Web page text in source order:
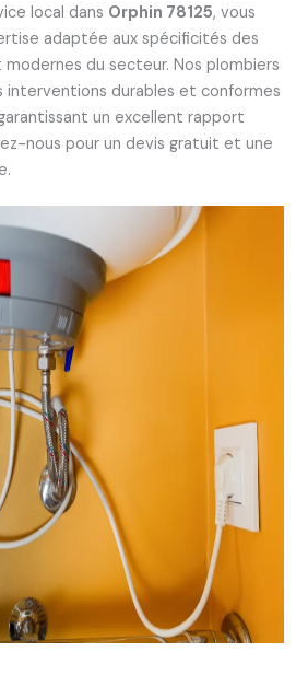
local dans Orphin 78125, vous
adaptée aux spécificités des
du secteur. Nos plombiers
interventions durables et conformes
un excellent rapport
nous pour un devis gratuit et une